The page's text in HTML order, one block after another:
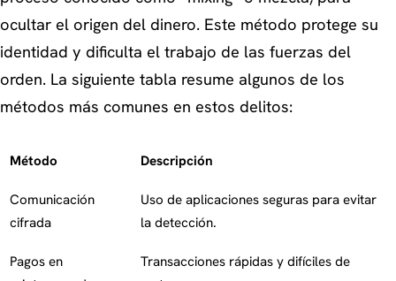
ocultar el origen del dinero. Este método protege su
identidad y dificulta el trabajo de las fuerzas del
orden. La siguiente tabla resume algunos de los
métodos más comunes en estos delitos:
Método Descripción
Comunicación
cifrada
Uso de aplicaciones seguras para evitar
la detección.
Pagos en
Transacciones rápidas y difíciles de